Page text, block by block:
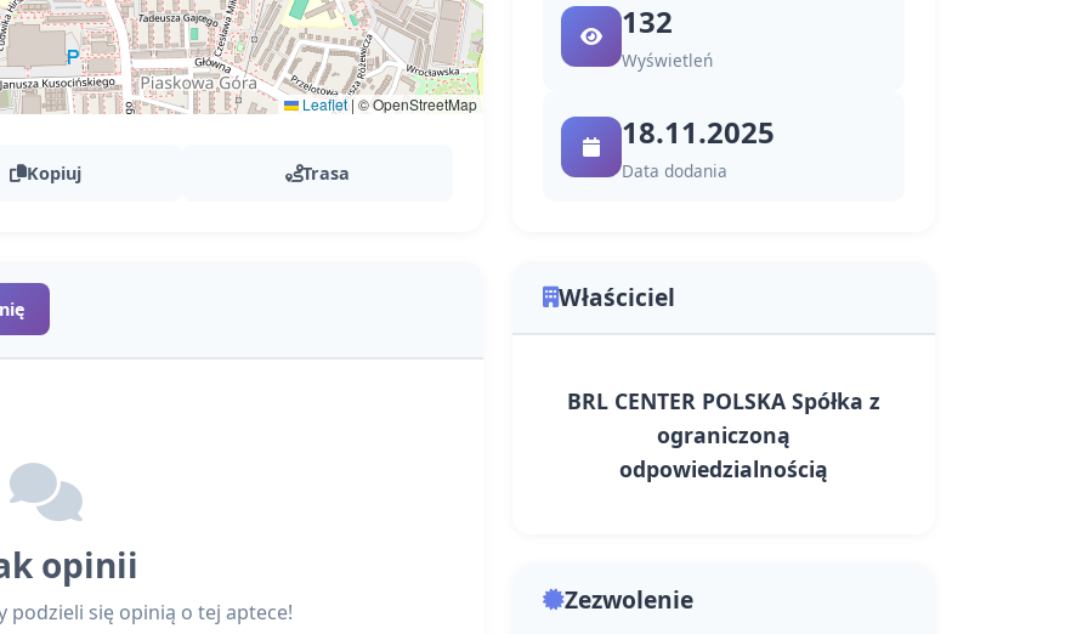
Leaflet | © OpenStreetMap
Kopiuj Trasa
opinii
podzieli się opinią o tej aptece!
132
Wyświetleń
18.11.2025
Data dodania
Właściciel
BRL CENTER POLSKA Spółka z
ograniczoną
odpowiedzialnością
Zezwolenie